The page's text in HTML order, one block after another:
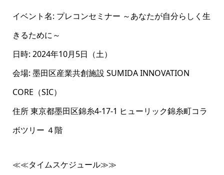
イベント名: プレコンセミナー ～あなたが自分らしく生
きるために～
日時: 2024年10月5日（土）
会場: 墨田区産業共創施設 SUMIDA INNOVATION
CORE（SIC）
住所 東京都墨田区錦糸4-17-1 ヒューリック錦糸町コラ
ボツリー ４階
≪≪タイムスケジュール≫≫